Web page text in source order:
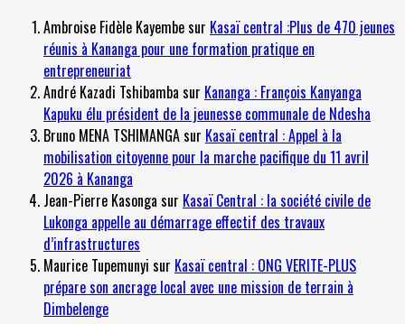
Ambroise Fidèle Kayembesur Kasaï central :Plus de 470 jeunes
réunis à Kananga pour une formation pratique en
entrepreneuriat
André Kazadi Tshibamba sur Kananga : François Kanyanga
Kapuku élu président de la jeunesse communale de Ndesha
Bruno MENA TSHIMANGAsur Kasaï central : Appel à la
mobilisation citoyenne pour la marche pacifique du 11 avril
2026 à Kananga
Jean-Pierre Kasonga sur Kasaï Central : la société civile de
Lukonga appelle au démarrage effectif des travaux
d’infrastructures
Maurice Tupemunyi sur Kasaï central : ONG VERITE-PLUS
prépare son ancrage local avec une mission de terrain à
Dimbelenge